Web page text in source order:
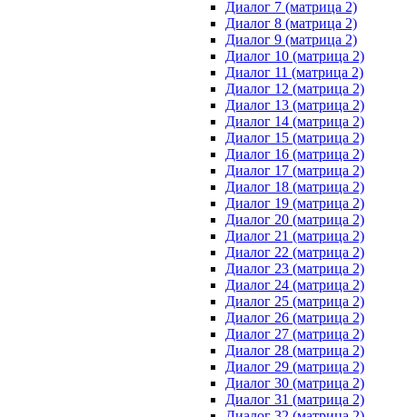
Диалог 7 (матрица 2)
Диалог 8 (матрица 2)
Диалог 9 (матрица 2)
Диалог 10 (матрица 2)
Диалог 11 (матрица 2)
Диалог 12 (матрица 2)
Диалог 13 (матрица 2)
Диалог 14 (матрица 2)
Диалог 15 (матрица 2)
Диалог 16 (матрица 2)
Диалог 17 (матрица 2)
Диалог 18 (матрица 2)
Диалог 19 (матрица 2)
Диалог 20 (матрица 2)
Диалог 21 (матрица 2)
Диалог 22 (матрица 2)
Диалог 23 (матрица 2)
Диалог 24 (матрица 2)
Диалог 25 (матрица 2)
Диалог 26 (матрица 2)
Диалог 27 (матрица 2)
Диалог 28 (матрица 2)
Диалог 29 (матрица 2)
Диалог 30 (матрица 2)
Диалог 31 (матрица 2)